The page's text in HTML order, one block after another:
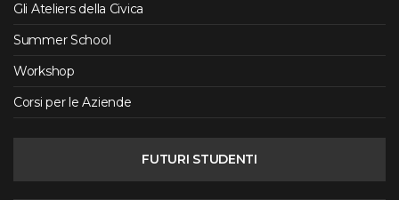
Gli Ateliers della Civica
Summer School
Workshop
Corsi per le Aziende
FUTURI STUDENTI